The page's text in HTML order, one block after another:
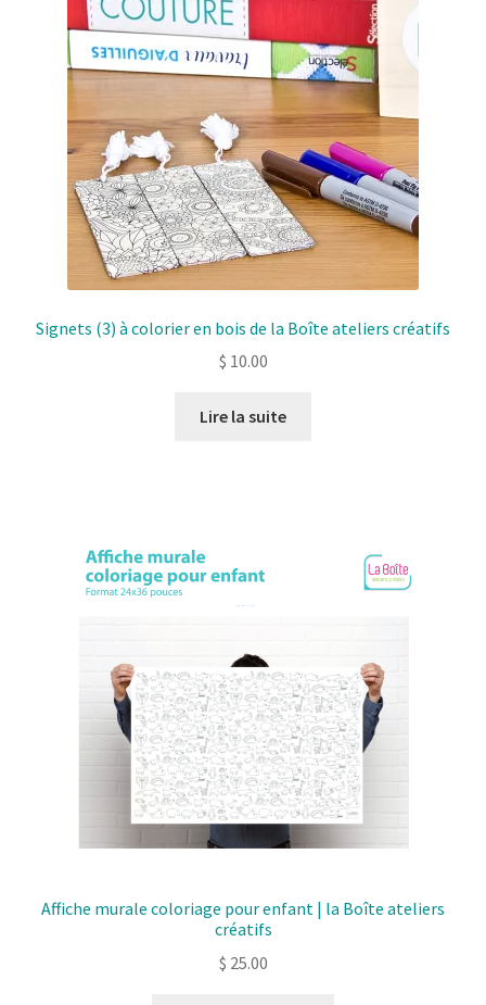
peuvent
être
choisies
sur
la
page
de
produit
Signets (3) à colorier en bois de la Boîte ateliers créatifs
$ 10.00
Lire la suite
Affiche murale coloriage pour enfant | la Boîte ateliers
créatifs
$ 25.00